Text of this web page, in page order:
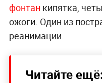
фонтан кипятка,
ожоги. Один из
реанимации.
Читайте